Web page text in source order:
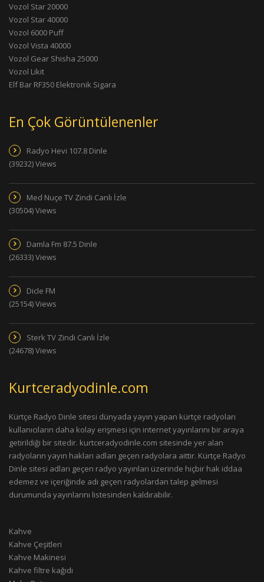
Vozol Star 20000
Vozol Star 40000
Vozol 6000 Puff
Vozol Vista 40000
Vozol Gear Shisha 25000
Vozol Likit
Elf Bar RF350 Elektronik Sigara
En Çok Görüntülenenler
Radyo Hevi 107.8 Dinle
(39232) Views
Med Nuçe TV Zindi Canlı İzle
(30504) Views
Damla Fm 87.5 Dinle
(26333) Views
Dicle FM
(25154) Views
Sterk TV Zindi Canlı İzle
(24678) Views
Kurtceradyodinle.com
Kürtçe Radyo Dinle sitesi dünyada yayın yapan kürtçe radyoları
kullanıcıların daha kolay erişmesi için internet yayınlarını bir araya
getirildiği bir sitedir. kurtceradyodinle.com sitesinde yer alan
radyoların yayın hakları adları geçen radyolara aittir. Kürtçe Radyo
Dinle sitesi adları geçen radyo yayınları üzerinde hiçbir hak iddaa
edemez ve içeriğinde adı geçen radyolardan talep gelmesi
durumunda yayınlarını listesinden kaldırabilir.
Kahve
Kahve Çeşitleri
Kahve Makinesi
Kahve filtre kağıdı